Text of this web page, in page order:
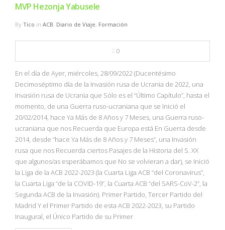
MVP Hezonja Yabusele
By Tico in ACB, Diario de Viaje, Formación
0
En el día de Ayer, miércoles, 28/09/2022 (Ducentésimo
Decimoséptimo día de la Invasión rusa de Ucrania de 2022, una
Invasión rusa de Ucrania que Sólo es el “Último Capítulo”, hasta el
momento, de una Guerra ruso-ucraniana que se Inició el
20/02/2014, hace Ya Más de 8 Años y 7 Meses, una Guerra ruso-
ucraniana que nos Recuerda que Europa está En Guerra desde
2014, desde “hace Ya Más de 8 Años y 7 Meses”, una Invasión
rusa que nos Recuerda ciertos Pasajes de la Historia del S. XX
que algunos/as esperábamos que No se volvieran a dar), se Inició
la Liga de la ACB 2022-2023 (la Cuarta Liga ACB “del Coronavirus”,
la Cuarta Liga “de la COVID-19”, la Cuarta ACB “del SARS-CoV-2”, la
Segunda ACB de la Invasión). Primer Partido, Tercer Partido del
Madrid Y el Primer Partido de esta ACB 2022-2023, su Partido
Inaugural, el Único Partido de su Primer